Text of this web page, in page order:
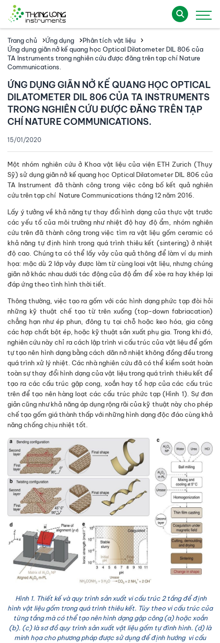
Trang chủ Ứng dụng
Phân tích vật liệu
Ứng dụng giãn nở kế quang học Optical Dilatometer DIL 806 của
TA Instruments trong nghiên cứu được đăng trên tạp chí Nature
Communications.
ỨNG DỤNG GIÃN NỞ KẾ QUANG HỌC OPTICAL
DILATOMETER DIL 806 CỦA TA INSTRUMENTS
TRONG NGHIÊN CỨU ĐƯỢC ĐĂNG TRÊN TẠP
CHÍ NATURE COMMUNICATIONS.
15/01/2020
Một nhóm nghiên cứu ở Khoa vật liệu của viện ETH Zurich (Thụy
Sỹ) sử dụng giãn nở kế quang học Optical Dilatometer DIL 806 của
TA Instrument đã thành công trong việc công bố kết quả nghiên
cứu trên tạp chí Nature Communications tháng 12 năm 2016.
Lấy ý tưởng về khả năng tự thay đổi hình dạng của thực vật trước
các yếu tố của môi trường như nhiệt độ hay độ ẩm, nhóm nghiên
cứu trên đã thành công trong việc tìm ra vật liệu gốm ceramic có
khả năng tự định hình trong quá trình thiêu kết (sintering) ở nhiệt
độ cao. Chúng ta có thể lấy vảy của quả thông để làm ví dụ minh
họa: mặc dù 2 lớp vảy được làm từ cùng loại vật liệu, nhưng chúng
giãn nở khác nhau dưới tác động của độ ẩm để xòe ra hay khép lại
đáp ứng theo tình hình thời tiết.
Thông thường, việc tạo ra gốm với các hình dạng phức tạp đòi hỏi
những kỹ thuật chế tạo từ trên xuống (top-down fabriacation)
chẳng hạn như ép phun, đông tụ tại chỗ hoặc keo hóa, gia công
các hợp chất bột ép, hoặc kỹ thuật sản xuất phụ gia. Trong khi đó,
nghiên cứu này chỉ ra cách lập trình vi cấu trúc của vật liệu để gốm
tự tạo nên hình dạng bằng cách dãn nở nhiệt không đồng đều trong
quá trình xử lý nhiệt. Các nhà nghiên cứu đã có thể kiểm soát hoàn
toàn sự thay đổi hình dạng của vật liệu trong quá trình thiêu kết để
tạo ra các cấu trúc gập cong, xoắn hay tổ hợp của các cấu trúc
trên để tạo nên hàng loạt các cấu trúc phức tạp (Hình 1). Sự đơn
giản cũng như khả năng áp dụng rộng rãi của kỹ thuật này cho phép
chế tạo gốm giá thành thấp với những hình dạng độc đáo cùng khả
năng chống chịu nhiệt tốt.
Hình 1. Thiết kế và quy trình sản xuất vi cấu trúc 2 tầng để định
hình vật liệu gốm trong quá trình thiêu kết. Tùy theo vi cấu trúc của
từng tầng mà có thể tạo nên hình dạng gập công (a) hoặc xoắn
(b). (c) là sơ đồ quy trình sản xuất vật liệu gốm tự đình hình. (d) là
minh họa cho phương pháp được sử dụng để định hướng vi cấu